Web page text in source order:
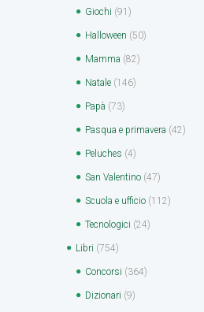
Giochi (91)
Halloween (50)
Mamma (82)
Natale (146)
Papà (73)
Pasqua e primavera (42)
Peluches (4)
San Valentino (47)
Scuola e ufficio (112)
Tecnologici (24)
Libri (754)
Concorsi (364)
Dizionari (9)